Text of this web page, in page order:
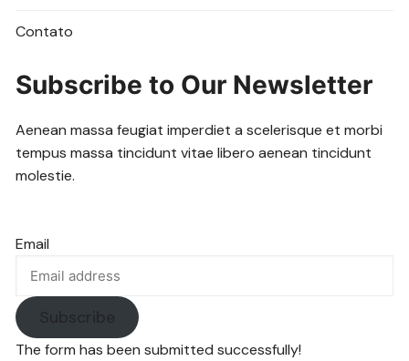
Contato
Subscribe to Our Newsletter
Aenean massa feugiat imperdiet a scelerisque et morbi
tempus massa tincidunt vitae libero aenean tincidunt
molestie.
Email
Subscribe
The form has been submitted successfully!